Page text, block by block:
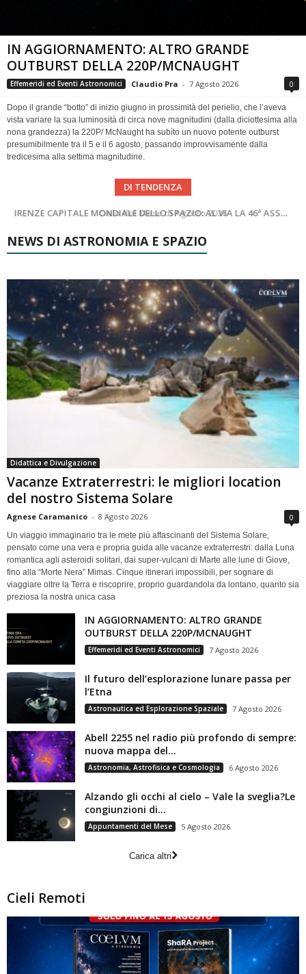
IN AGGIORNAMENTO: ALTRO GRANDE
OUTBURST DELLA 220P/MCNAUGHT
Effemeridi ed Eventi Astronomici Claudio Pra - 7 Agosto 2026 0
Dopo il grande “botto” di inizio giugno in prossimità del perielio, che l’aveva
vista variare la sua luminosità di circa nove magnitudini (dalla diciottesima alla
nona grandezza) la 220P/ McNaught ha subìto un nuovo potente outburst
presumibilmente tra il 5 e il 6 agosto, passando improvvisamente dalla
tredicesima alla settima magnitudine.
DI TENDENZA
Cielo del Mese di Agosto 2026
SUPERNOVAE aggiornamenti del mese – Agosto 2026
NEWS DI ASTRONOMIA E SPAZIO
Didattica e Divulgazione
Vacanze Extraterrestri: le migliori location
del nostro Sistema Solare
Agnese Caramanico - 8 Agosto 2026 0
Un viaggio immaginario tra le mete più affascinanti del Sistema Solare,
pensato come una vera e propria guida alle vacanze extraterrestri: dalla Luna
romantica agli asteroidi solitari, dai super-vulcani di Marte alle lune di Giove,
fino alla “Morte Nera” Mimas. Cinque itinerari impossibili, per sognare di
viaggiare oltre la Terra e riscoprire, proprio guardandola da lontano, quanto sia
preziosa la nostra unica casa
IN AGGIORNAMENTO: ALTRO GRANDE
OUTBURST DELLA 220P/MCNAUGHT
Effemeridi ed Eventi Astronomici 7 Agosto 2026
Il futuro dell’esplorazione lunare passa per
l’Etna
Astronautica ed Esplorazione Spaziale 7 Agosto 2026
Abell 2255 nel radio più profondo di sempre:
nuova mappa del...
Astronomia, Astrofisica e Cosmologia 6 Agosto 2026
Alzando gli occhi al cielo – Vale la sveglia?Le
congiunzioni di...
Appuntamenti del Mese 5 Agosto 2026
Carica altri
Cieli Remoti